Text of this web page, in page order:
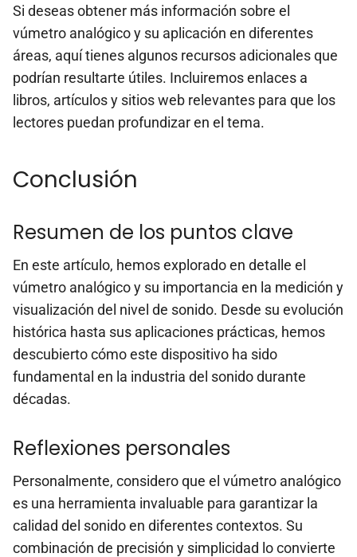
Si deseas obtener más información sobre el
vúmetro analógico y su aplicación en diferentes
áreas, aquí tienes algunos recursos adicionales que
podrían resultarte útiles. Incluiremos enlaces a
libros, artículos y sitios web relevantes para que los
lectores puedan profundizar en el tema.
Conclusión
Resumen de los puntos clave
En este artículo, hemos explorado en detalle el
vúmetro analógico y su importancia en la medición y
visualización del nivel de sonido. Desde su evolución
histórica hasta sus aplicaciones prácticas, hemos
descubierto cómo este dispositivo ha sido
fundamental en la industria del sonido durante
décadas.
Reflexiones personales
Personalmente, considero que el vúmetro analógico
es una herramienta invaluable para garantizar la
calidad del sonido en diferentes contextos. Su
combinación de precisión y simplicidad lo convierte